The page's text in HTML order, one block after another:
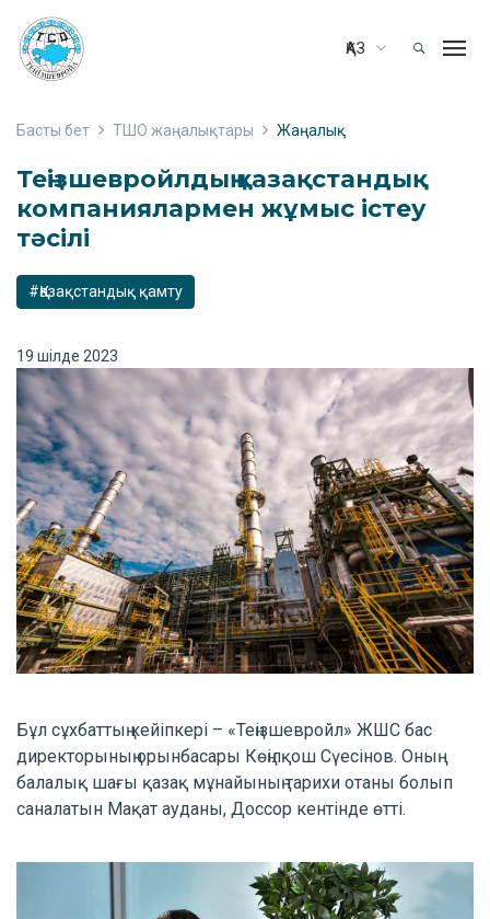
ҚАЗ
Басты бет ТШО жаңалықтары Жаңалық
Теңізшевройлдың қазақстандық
компаниялармен жұмыс істеу
тәсілі
#Қазақстандық қамту
19 шілде 2023
Бұл сұхбаттың кейіпкері – «Теңізшевройл» ЖШС бас
директорының орынбасары Көңілқош Сүесінов. Оның
балалық шағы қазақ мұнайының тарихи отаны болып
саналатын Мақат ауданы, Доссор кентінде өтті.